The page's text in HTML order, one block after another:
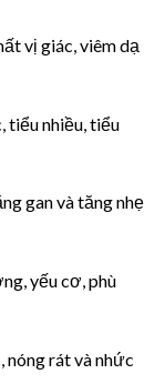
vị giác, viêm dạ
tiểu nhiều, tiểu
gan và tăng nhẹ
yếu cơ, phù
nóng rát và nhức